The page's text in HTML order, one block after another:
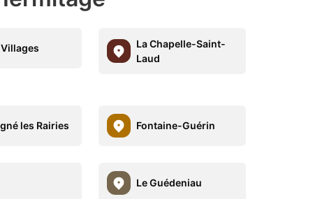
La Chapelle-Saint-
Laud
les Rairies Fontaine-Guérin
Le Guédeniau